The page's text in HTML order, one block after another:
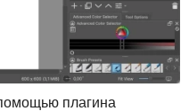
плагина